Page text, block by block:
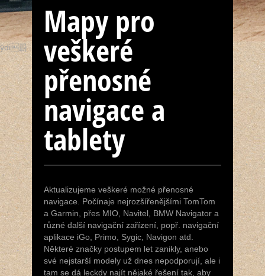
Navigace
Kódování
Sledování
Bazar
JJ & Fresh
Kontakt
ÿdi罻
Mapy pro
veškeré
přenosné
navigace a
tablety
Aktualizujeme veškeré možné přenosné
navigace. Počínaje nejrozšířenějšími TomTom
a Garmin, přes MIO, Navitel, BMW Navigator a
různé další navigační zařízení, popř. navigační
aplikace iGo, Primo, Sygic, Navigon atd.
Některé značky postupem let zanikly, anebo
své nejstarší modely už dnes nepodporují, ale i
tam se dá leckdy najít nějaké řešení tak, aby